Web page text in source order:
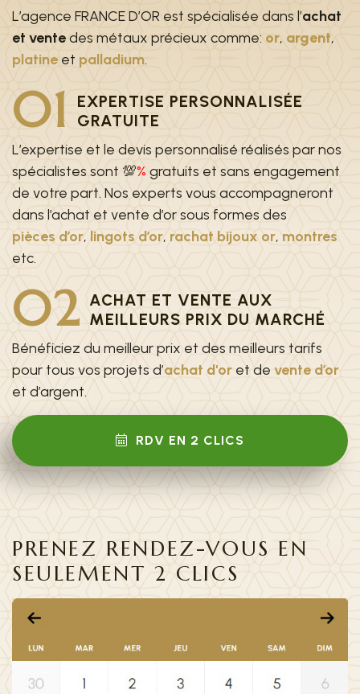
L’agence FRANCE D’OR est spécialisée dans l’achat
et ventedes métaux précieux comme: or, argent,
platine et palladium.
01
EXPERTISE PERSONNALISÉE
GRATUITE
L’expertise et le devis personnalisé réalisés par nos
spécialistes sont 💯% gratuits et sans engagement
de votre part. Nos experts vous accompagneront
dans l’achat et vente d’or sous formes des
pièces d’or, lingots d’or, rachat bijoux or, montres
etc.
02 ACHAT ET VENTE AUX
MEILLEURS PRIX DU MARCHÉ
Bénéficiez du meilleur prix et des meilleurs tarifs
pour tous vos projets d’achat d'or et de vente d’or
et d’argent.
RDV EN 2 CLICS
PRENEZ RENDEZ-VOUS EN
SEULEMENT 2 CLICS